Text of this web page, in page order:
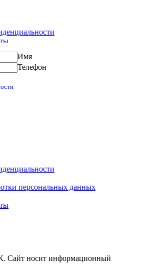
Имя
Телефон
персональных данных
Сайт носит информационный